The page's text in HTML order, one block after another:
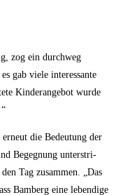
zog ein durch­weg
gab vie­le inter­es­san­te
Kin­der­an­ge­bot wur­de
die Bedeu­tung der
Begeg­nung unter­stri­
Tag zusam­men. „Das
Bam­berg eine leben­di­ge